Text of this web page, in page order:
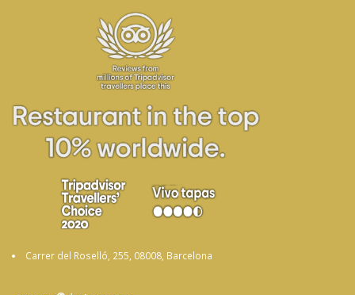
Carrer del Roselló, 255, 08008, Barcelona